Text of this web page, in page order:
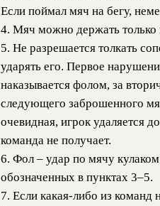
Если поймал мяч на бегу,
4. Мяч можно держать только
5. Не разрешается толкать
ударять его. Первое
наказывается фолом, за
следующего заброшенного
очевидная, игрок удаляется
команда не получает.
6. Фол – удар по мячу
обозначенных в пунктах 3–5.
7. Если какая-либо из команд